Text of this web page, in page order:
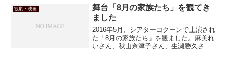
し。
観劇・映画
舞台「8月の家族たち」を観てき
ました
2016年5月、シアターコクーンで上演され
た「8月の家族たち」を観ました。麻美れ
いさん、秋山奈津子さん、生瀬勝久さ